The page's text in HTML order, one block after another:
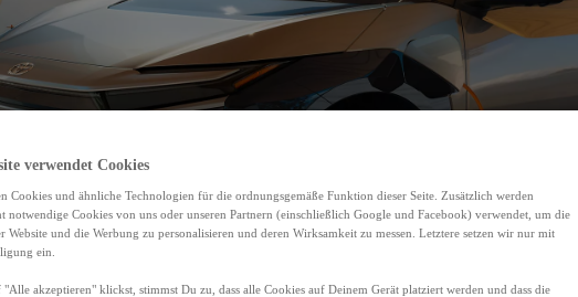
verwendet Cookies
Cookies und ähnliche Technologien für die ordnungsgemäße Funktion dieser Seite. Zusätzlich werden
notwendige Cookies von uns oder unseren Partnern (einschließlich Google und Facebook) verwendet, um die
Website und die Werbung zu personalisieren und deren Wirksamkeit zu messen. Letztere setzen wir nur mit
ein.
akzeptieren" klickst, stimmst Du zu, dass alle Cookies auf Deinem Gerät platziert werden und dass die